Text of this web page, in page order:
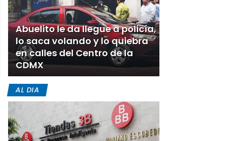
Abuelito le da llegue a policía,
lo saca volando y lo quiebra
en calles del Centro de la
CDMX
AL DIA